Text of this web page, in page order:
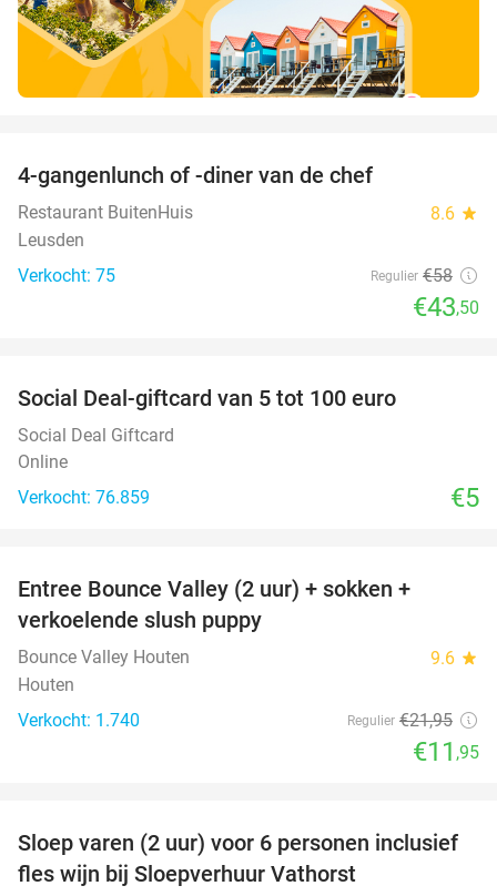
4-gangenlunch of -diner van de chef
Restaurant BuitenHuis 8.6 star
Leusden
Verkocht: 75
Regulier €58
€43,50
Social Deal-giftcard van 5 tot 100 euro
Social Deal Giftcard
Online
Verkocht: 76.859
€5
Entree Bounce Valley (2 uur) + sokken +
verkoelende slush puppy
Bounce Valley Houten 9.6 star
Houten
Verkocht: 1.740
Regulier €21,95
€11 ,95
41%
Sloep varen (2 uur) voor 6 personen inclusief
fles wijn bij Sloepverhuur Vathorst